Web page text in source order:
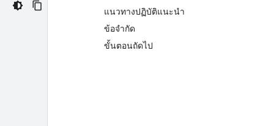
แนวทางปฏิบัติแนะนำ
ข้อจำกัด
ขั้นตอนถัดไป